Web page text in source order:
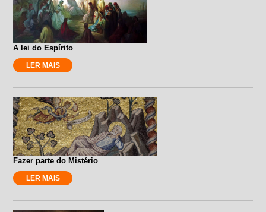
A lei do Espírito
LER MAIS
Fazer parte do Mistério
LER MAIS